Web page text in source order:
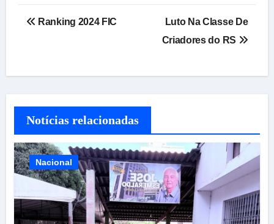
Navegação
Ranking 2024 FIC
Luto Na Classe De
Criadores do RS
Notícias relacionadas
Nacional